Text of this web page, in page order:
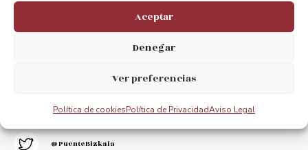
Aceptar
Denegar
Ver preferencias
Política de cookiesPolítica de PrivacidadAviso Legal
Mantente conectado.
Apreciamos tu opinión
@puente_bizkaia
@PuenteBizkaia